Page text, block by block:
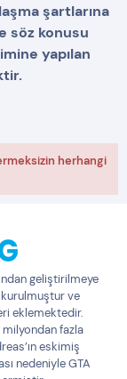
şartlarına
söz konusu
yapılan
herhangi
geliştirilmeye
kurulmuştur ve
eklemektedir.
milyondan fazla
eskimiş
nedeniyle GTA